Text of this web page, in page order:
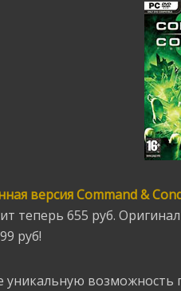
версия Command &
теперь 655 руб.
руб!
уникальную